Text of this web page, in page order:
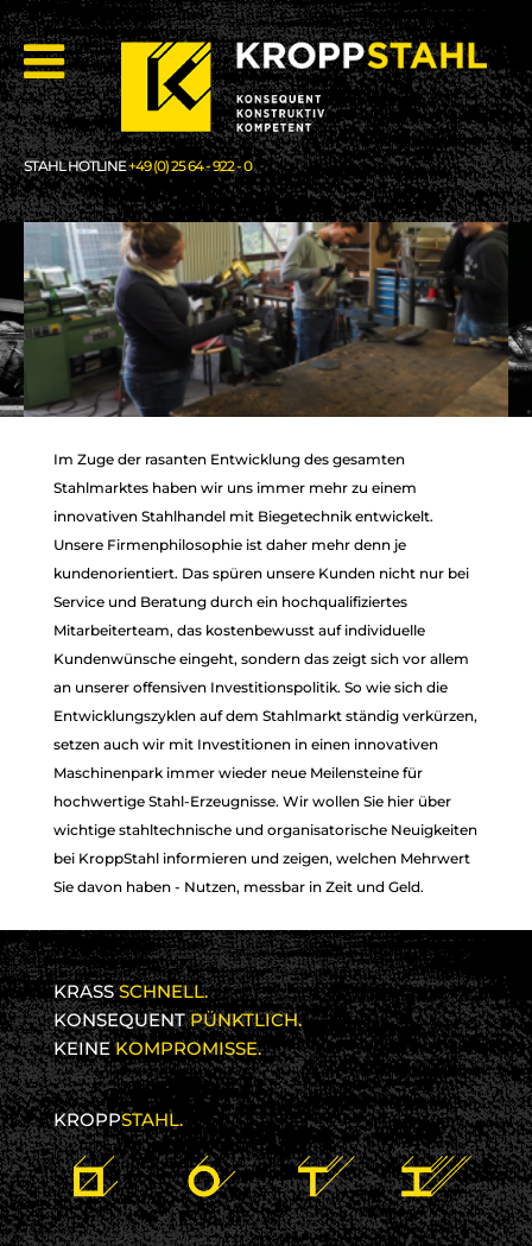
STAHL HOTLINE+49 (0) 25 64 - 922 - 0
LEIDENSCHAFT
FÜR STAHL
LEIDENSCHAFT
FÜR STAHL
Im Zuge der rasanten Entwicklung des gesamten
Stahlmarktes haben wir uns immer mehr zu einem
innovativen Stahlhandel mit Biegetechnik entwickelt.
Unsere Firmenphilosophie ist daher mehr denn je
kundenorientiert. Das spüren unsere Kunden nicht nur bei
Service und Beratung durch ein hochqualifiziertes
Mitarbeiterteam, das kostenbewusst auf individuelle
Kundenwünsche eingeht, sondern das zeigt sich vor allem
an unserer offensiven Investitionspolitik. So wie sich die
Entwicklungszyklen auf dem Stahlmarkt ständig verkürzen,
setzen auch wir mit Investitionen in einen innovativen
Maschinenpark immer wieder neue Meilensteine für
hochwertige Stahl-Erzeugnisse. Wir wollen Sie hier über
wichtige stahltechnische und organisatorische Neuigkeiten
bei KroppStahl informieren und zeigen, welchen Mehrwert
Sie davon haben - Nutzen, messbar in Zeit und Geld.
KRASSSCHNELL.
KONSEQUENTPÜNKTLICH.
KEINEKOMPROMISSE.
KROPPSTAHL.